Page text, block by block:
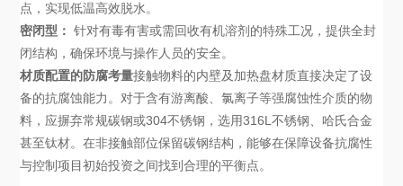
点，实现低温高效脱水。
密闭型： 针对有毒有害或需回收有机溶剂的特殊工况，提供全封
闭结构，确保环境与操作人员的安全。
材质配置的防腐考量接触物料的内壁及加热盘材质直接决定了设
备的抗腐蚀能力。对于含有游离酸、氯离子等强腐蚀性介质的物
料，应摒弃常规碳钢或304不锈钢，选用316L不锈钢、哈氏合金
甚至钛材。在非接触部位保留碳钢结构，能够在保障设备抗腐性
与控制项目初始投资之间找到合理的平衡点。